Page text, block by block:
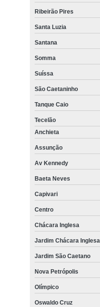
Ribeirão Pires
Santa Luzia
Santana
Somma
Suíssa
São Caetaninho
Tanque Caio
Tecelão
Anchieta
Assunção
Av Kennedy
Baeta Neves
Capivari
Centro
Chácara Inglesa
Jardim Chácara Inglesa
Jardim São Caetano
Nova Petrópolis
Olímpico
Oswaldo Cruz